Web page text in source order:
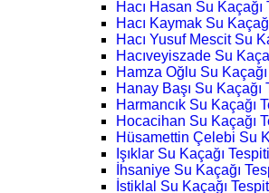
Hacı Hasan Su Kaçağı
Hacı Kaymak Su
Hacı Yusuf Mescit Su
Hacıveyiszade Su
Hamza Oğlu Su
Hanay Başı Su Kaçağı
Harmancık Su Kaçağı
Hocacihan Su Kaçağı
Hüsamettin Çelebi Su
Işıklar Su Kaçağı Tespiti
İhsaniye Su Kaçağı
İstiklal Su Kaçağı